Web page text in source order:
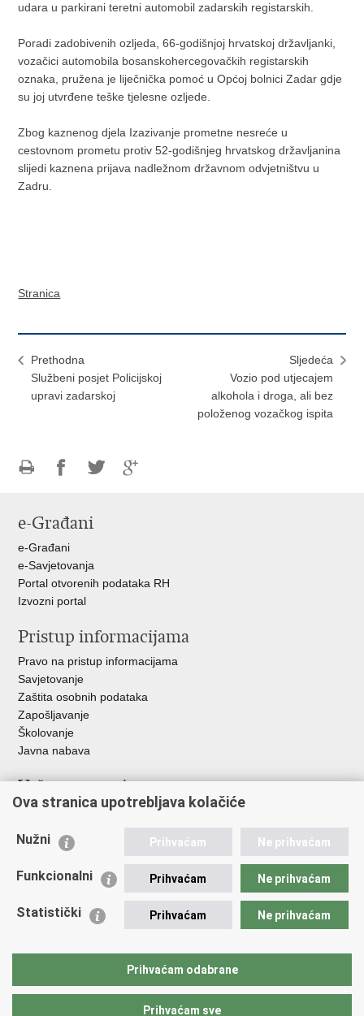
udara u parkirani teretni automobil zadarskih registarskih.
Poradi zadobivenih ozljeda, 66-godišnjoj hrvatskoj državljanki,
vozačici automobila bosanskohercegovačkih registarskih
oznaka, pružena je liječnička pomoć u Općoj bolnici Zadar gdje
su joj utvrđene teške tjelesne ozljede.
Zbog kaznenog djela Izazivanje prometne nesreće u
cestovnom prometu protiv 52-godišnjeg hrvatskog državljanina
slijedi kaznena prijava nadležnom državnom odvjetništvu u
Zadru.
Stranica
Prethodna
Službeni posjet Policijskoj
upravi zadarskoj
Sljedeća
Vozio pod utjecajem
alkohola i droga, ali bez
položenog vozačkog ispita
FacebookuTwitteru
e-Građani
e-Građani
e-Savjetovanja
Portal otvorenih podataka RH
Izvozni portal
Pristup informacijama
Pravo na pristup informacijama
Savjetovanje
Zaštita osobnih podataka
Zapošljavanje
Školovanje
Javna nabava
Važne poveznice
Ministarstvo unutarnjih poslova
Udruge
Policijska akademija
Zaklada policijske solidarnosti
Vučetić"
Ova stranica upotrebljava kolačiće
Nužni Prihvaćam Ne prihvaćam
Funkcionalni Prihvaćam Ne prihvaćam
Statistički Prihvaćam Ne prihvaćam
Prihvaćam odabrane
Prihvaćam sve